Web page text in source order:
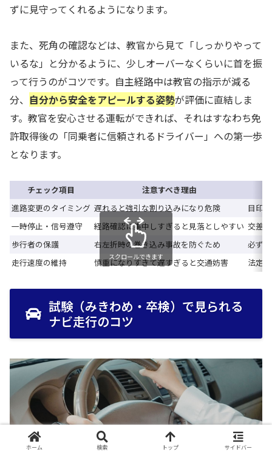
ずに見守ってくれるようになります。
また、死角の確認などは、教官から見て「しっかりやって
いるな」と分かるように、少しオーバーなくらいに首を振
って行うのがコツです。自主経路中は教官の指示が減る
分、 自分から安全をアピールする姿勢が評価に直結しま
す。教官を安心させる運転ができれば、それはすなわち免
許取得後の「同乗者に信頼されるドライバー」への第一歩
となります。
チェック項目
注意すべき理由
進路変更のタイミング 遅れると強引な割り込みになり危険
目印
一時停止・信号遵守
経路確認に集中しすぎると見落としやすい 交差
歩行者の保護
右左折時の巻き込み事故を防ぐため
必ず
走行速度の維持
慎重になりすぎて遅すぎると交通妨害 法定
スクロールできます
試験（みきわめ・卒検）で見られる
ナビ走行のコツ
ホーム 検索 トップ サイドバー